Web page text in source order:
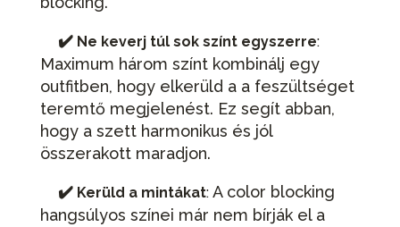
✔️ Ne keverj túl sok színt egyszerre:
Maximum három színt kombinálj egy
outfitben, hogy elkerüld a a feszültséget
teremtő megjelenést. Ez segít abban,
hogy a szett harmonikus és jól
összerakott maradjon.
✔️ Kerüld a mintákat:A color blocking
hangsúlyos színei már nem bírják el a